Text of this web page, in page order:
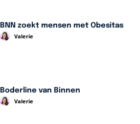
BNN zoekt mensen met Obesitas
Valerie
Boderline van Binnen
Valerie